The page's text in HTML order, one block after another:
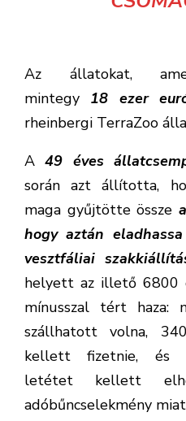
Az állatokat,
mintegy 18 ezer
rheinbergi TerraZoo
A49 éves
során azt állította,
maga gyűjtötte össze
hogy aztán
vesztfáliai
helyett az illető 6800
mínusszal tért haza:
szállhatott volna,
kellett fizetnie, és
letétet kellett
adóbűncselekmény